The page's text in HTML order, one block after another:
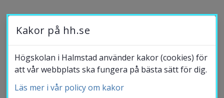
Onsdagen den 28 september höll Högskolan i
Halmstad sin årliga innovationskonferens.
Den arrangerades av Högskolans
fokusområde Hälsoinnovation, och fokus var
på informationsdriven vård samt vikten av
Samverkan
Om Högskolan
Kakor på hh.se
Högskolan i Halmstad använder kakor (cookies) för
att vår webbplats ska fungera på bästa sätt för dig.
Läs mer i vår policy om kakor